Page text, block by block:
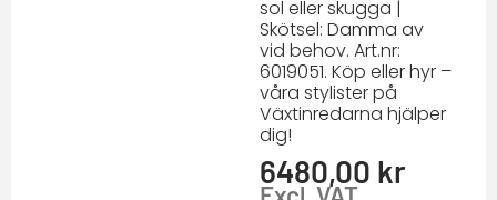
sol eller skugga |
Skötsel: Damma av
vid behov. Art.nr:
6019051. Köp eller hyr –
våra stylister på
Växtinredarna hjälper
dig!
6480,00 kr